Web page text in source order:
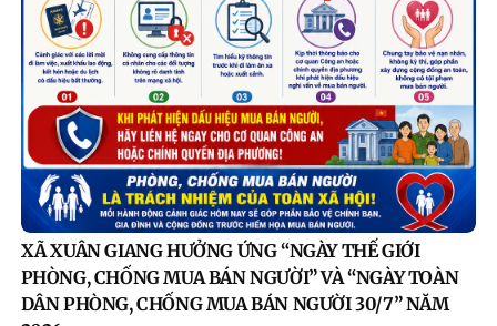
XÃ XUÂN GIANG HƯỞNG ỨNG “NGÀY THẾ GIỚI
PHÒNG, CHỐNG MUA BÁN NGƯỜI” VÀ “NGÀY TOÀN
DÂN PHÒNG, CHỐNG MUA BÁN NGƯỜI 30/7” NĂM